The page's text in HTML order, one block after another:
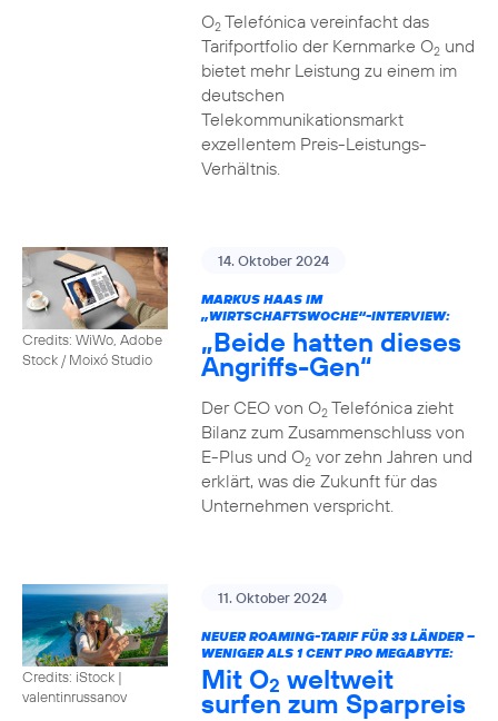
O2Telefónica vereinfacht das
Tarifportfolio der Kernmarke O2und
bietet mehr Leistung zu einem im
deutschen
Telekommunikationsmarkt
exzellentem Preis-Leistungs-
Verhältnis.
Credits: WiWo, Adobe
Stock / Moixó Studio
14. Oktober 2024
MARKUS HAAS IM
„WIRTSCHAFTSWOCHE“-INTERVIEW:
„Beide hatten dieses
Angriffs-Gen“
Der CEO von O2Telefónica zieht
Bilanz zum Zusammenschluss von
E-Plus und O2vor zehn Jahren und
erklärt, was die Zukunft für das
Unternehmen verspricht.
Credits: iStock |
valentinrussanov
11. Oktober 2024
NEUER ROAMING-TARIF FÜR 33 LÄNDER –
WENIGER ALS 1 CENT PRO MEGABYTE:
Mit O2 weltweit
surfen zum Sparpreis